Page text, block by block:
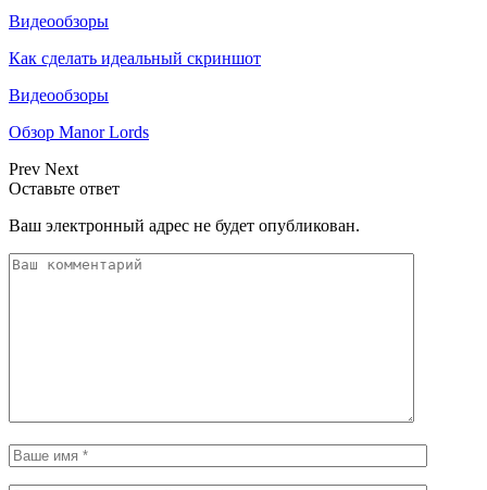
Видеообзоры
Как сделать идеальный скриншот
Видеообзоры
Обзор Manor Lords
Prev Next
Оставьте ответ
Ваш электронный адрес не будет опубликован.